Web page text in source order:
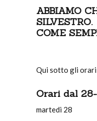
ABBIAMO
SILVESTRO.
COME
Qui sotto gli
Orari dal
martedi 28